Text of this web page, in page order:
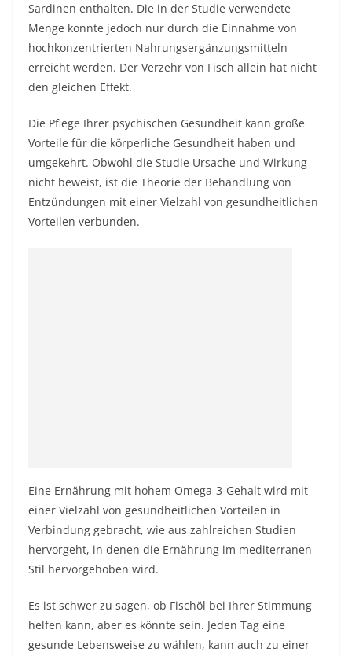
Sardinen enthalten. Die in der Studie verwendete
Menge konnte jedoch nur durch die Einnahme von
hochkonzentrierten Nahrungsergänzungsmitteln
erreicht werden. Der Verzehr von Fisch allein hat nicht
den gleichen Effekt.
Die Pflege Ihrer psychischen Gesundheit kann große
Vorteile für die körperliche Gesundheit haben und
umgekehrt. Obwohl die Studie Ursache und Wirkung
nicht beweist, ist die Theorie der Behandlung von
Entzündungen mit einer Vielzahl von gesundheitlichen
Vorteilen verbunden.
Eine Ernährung mit hohem Omega-3-Gehalt wird mit
einer Vielzahl von gesundheitlichen Vorteilen in
Verbindung gebracht, wie aus zahlreichen Studien
hervorgeht, in denen die Ernährung im mediterranen
Stil hervorgehoben wird.
Es ist schwer zu sagen, ob Fischöl bei Ihrer Stimmung
helfen kann, aber es könnte sein. Jeden Tag eine
gesunde Lebensweise zu wählen, kann auch zu einer